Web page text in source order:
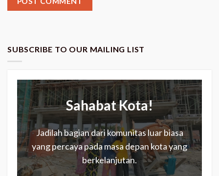
SUBSCRIBE TO OUR MAILING LIST
Sahabat Kota!
Jadilah bagian dari komunitas luar biasa
yang percaya pada masa depan kota yang
berkelanjutan.